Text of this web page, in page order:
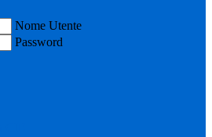
Nome Utente
Password